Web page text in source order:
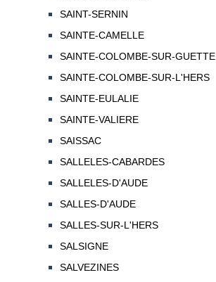
SAINT-SERNIN
SAINTE-CAMELLE
SAINTE-COLOMBE-SUR-GUETTE
SAINTE-COLOMBE-SUR-L'HERS
SAINTE-EULALIE
SAINTE-VALIERE
SAISSAC
SALLELES-CABARDES
SALLELES-D'AUDE
SALLES-D'AUDE
SALLES-SUR-L'HERS
SALSIGNE
SALVEZINES